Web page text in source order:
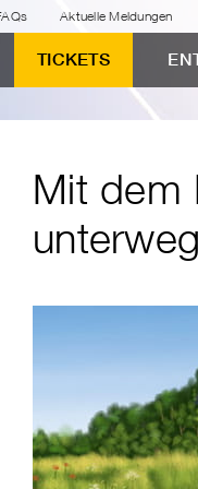
Aktuelle Meldungen
TICKETS
Mit dem